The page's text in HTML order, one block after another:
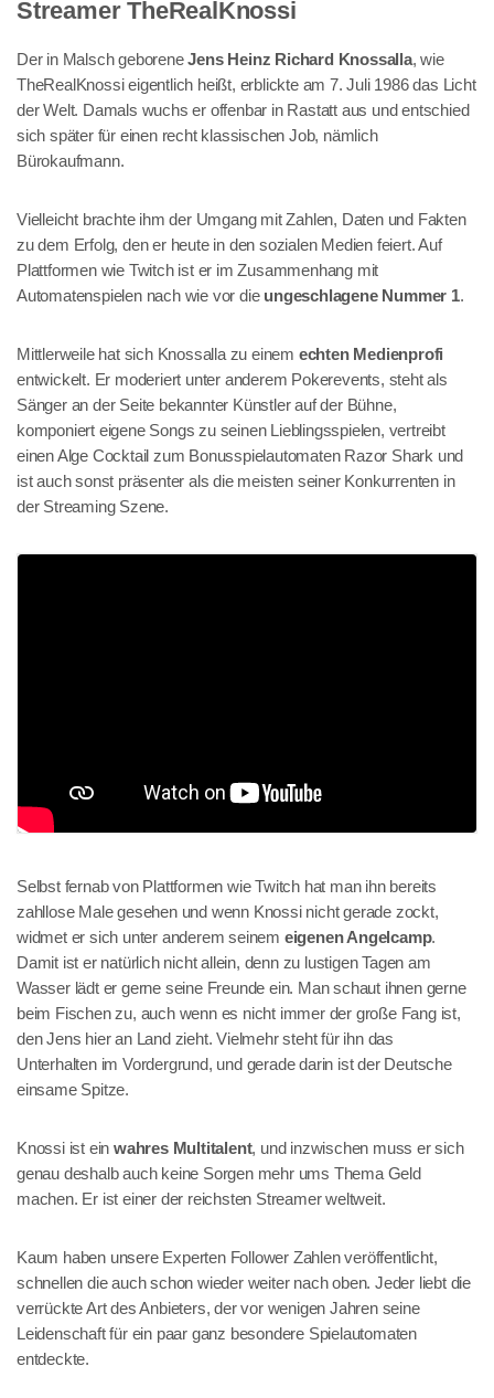
Streamer TheRealKnossi
Der in Malsch geboreneJens Heinz Richard Knossalla, wie
TheRealKnossi eigentlich heißt, erblickte am 7. Juli 1986 das Licht
der Welt. Damals wuchs er offenbar in Rastatt aus und entschied
sich später für einen recht klassischen Job, nämlich
Bürokaufmann.
Vielleicht brachte ihm der Umgang mit Zahlen, Daten und Fakten
zu dem Erfolg, den er heute in den sozialen Medien feiert. Auf
Plattformen wie Twitch ist er im Zusammenhang mit
Automatenspielen nach wie vor die ungeschlagene Nummer 1.
Mittlerweile hat sich Knossalla zu einem echten Medienprofi
entwickelt. Er moderiert unter anderem Pokerevents, steht als
Sänger an der Seite bekannter Künstler auf der Bühne,
komponiert eigene Songs zu seinen Lieblingsspielen, vertreibt
einen Alge Cocktail zum Bonusspielautomaten Razor Shark und
ist auch sonst präsenter als die meisten seiner Konkurrenten in
der Streaming Szene.
Selbst fernab von Plattformen wie Twitch hat man ihn bereits
zahllose Male gesehen und wenn Knossi nicht gerade zockt,
widmet er sich unter anderem seinem eigenen Angelcamp.
Damit ist er natürlich nicht allein, denn zu lustigen Tagen am
Wasser lädt er gerne seine Freunde ein. Man schaut ihnen gerne
beim Fischen zu, auch wenn es nicht immer der große Fang ist,
den Jens hier an Land zieht. Vielmehr steht für ihn das
Unterhalten im Vordergrund, und gerade darin ist der Deutsche
einsame Spitze.
Knossi ist ein wahres Multitalent, und inzwischen muss er sich
genau deshalb auch keine Sorgen mehr ums Thema Geld
machen. Er ist einer der reichsten Streamer weltweit.
Kaum haben unsere Experten Follower Zahlen veröffentlicht,
schnellen die auch schon wieder weiter nach oben. Jeder liebt die
verrückte Art des Anbieters, der vor wenigen Jahren seine
Leidenschaft für ein paar ganz besondere Spielautomaten
entdeckte.